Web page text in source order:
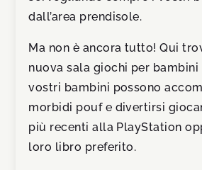
dall’area prendisole.
Ma non è ancora tutto! Qui
nuova sala giochi per bambini
vostri bambini possono
morbidi pouf e divertirsi
più recenti alla PlayStation
loro libro preferito.